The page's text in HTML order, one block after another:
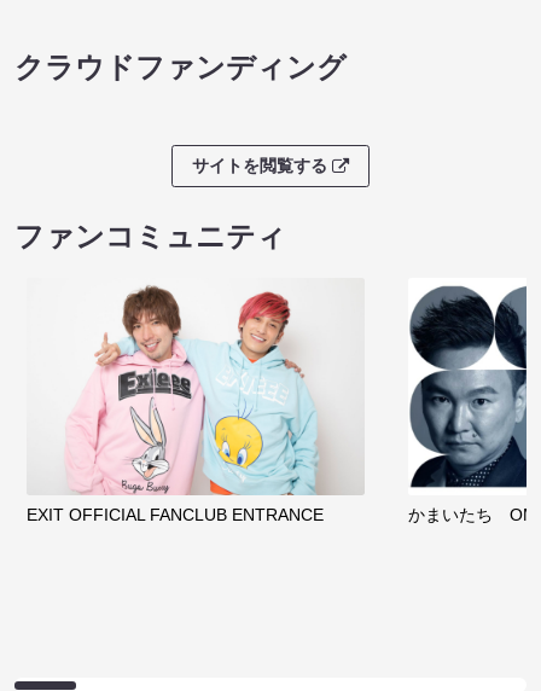
クラウドファンディング
サイトを閲覧する
ファンコミュニティ
EXIT OFFICIAL FANCLUB ENTRANCE かまいたち